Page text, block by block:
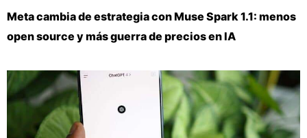
Meta cambia de estrategia con Muse Spark 1.1: menos
open source y más guerra de precios en IA